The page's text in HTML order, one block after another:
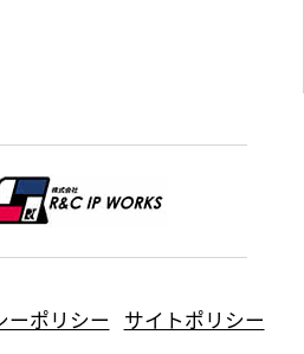
ーポリシー サイトポリシー